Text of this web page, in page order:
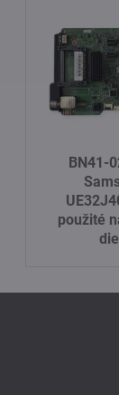
BN41-
použité